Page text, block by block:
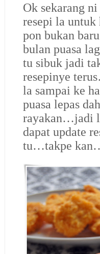
Ok sekarang
resepi la
pon bukan
bulan puasa
tu sibuk jadi
resepinye
la sampai ke
puasa lepas
rayakan…jadi
dapat update
tu…takpe